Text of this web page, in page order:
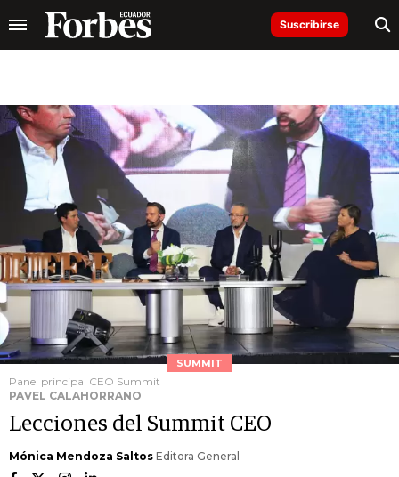
Suscribirse
SUMMIT
Panel principal CEO Summit
PAVEL CALAHORRANO
Lecciones del Summit CEO
Mónica Mendoza Saltos Editora General